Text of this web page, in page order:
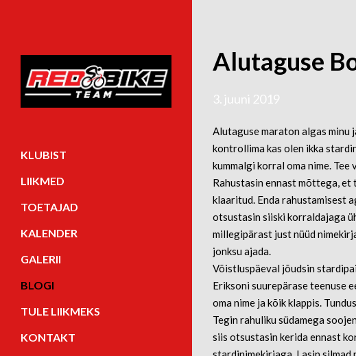
KLUBIST
LIIKMED
TOETAJAD
KALENDER
GALERII
BLOGI
TULE LIIKMEKS
KONTAKT
Alutaguse
3. juuni 2019
Alutaguse maraton algas minu
kontrollima kas olen ikka
kummalgi korral oma nime.
Rahustasin ennast mõttega, et
klaaritud. Enda rahustamisest
otsustasin siiski korraldajaga
millegipärast just nüüd
jonksu ajada.
Võistluspäeval jõudsin
Eriksoni suurepärase teenuse
oma nime ja kõik klappis.
Tegin rahuliku südamega
siis otsustasin kerida ennast